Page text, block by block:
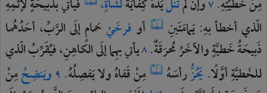
٧
الّذيأخطأبهِ:يَمامَتَينِ أوفرخَيْحَمامٍإلَىالرَّبِّ،أحَدُهُما
ذَبيحَةُخَطيَّةٍوالآخَرُمُحرَقَةٌ.٨يأتيبهِماإلَىالكاهِنِ،فيُقَرِّبُالّذي
للخَطيَّةِأوَّلًا.يَحُزُّرأسَهُ مِنْقَفاهُولايَفصِلُهُ. ٩ ويَنضِحُمِنْ